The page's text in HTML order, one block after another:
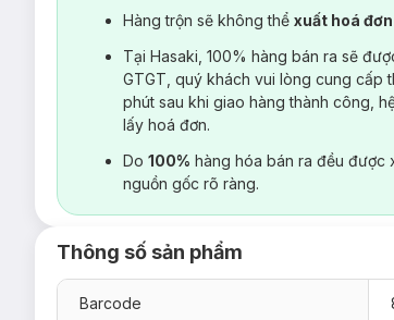
Hàng trộn sẽ không thể xuất hoá đơn
Tại Hasaki, 100% hàng bán ra sẽ
GTGT, quý khách vui lòng cung cấp
phút sau khi giao hàng thành công,
lấy hoá đơn.
Do 100% hàng hóa bán ra đều được
nguồn gốc rõ ràng.
Thông số sản phẩm
Barcode